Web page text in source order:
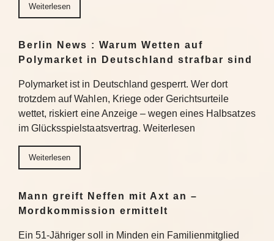
Weiterlesen
Berlin News : Warum Wetten auf
Polymarket in Deutschland strafbar sind
Polymarket ist in Deutschland gesperrt. Wer dort
trotzdem auf Wahlen, Kriege oder Gerichtsurteile
wettet, riskiert eine Anzeige – wegen eines Halbsatzes
im Glücksspielstaatsvertrag. Weiterlesen
Weiterlesen
Mann greift Neffen mit Axt an –
Mordkommission ermittelt
Ein 51-Jähriger soll in Minden ein Familienmitglied